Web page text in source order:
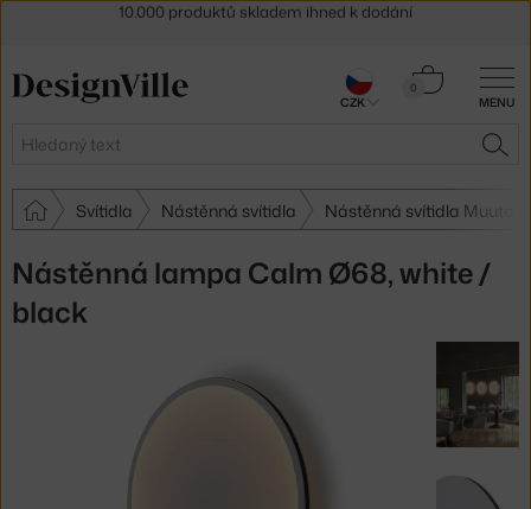
MENU
Hledat
0
Košík
Svítidla Nástěnná svítidla Nástěnná svítidla Muuto
Nástěnná lampa Calm Ø68, white /
black
30 dní na vrácení zboží
CZK